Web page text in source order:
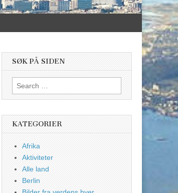
SØK PÅ SIDEN
Search
for:
KATEGORIER
Afrika
Aktiviteter
Alle land
Berlin